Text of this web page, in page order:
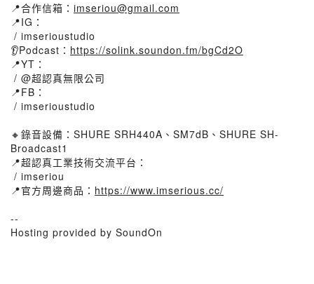
📍合作信箱： imseriou@gmail.com
📍IG：
/ imserioustudio
👂Podcast： https://solink.soundon.fm/bgCd2O
📍YT：
/ @超認真無限公司
📍FB：
/ imserioustudio
🔸錄音設備：SHURE SRH440A、SM7dB、SHURE SH-
Broadcast1
📍超認真工業技術交流平台：
/ imseriou
📍官方周邊商品： https://www.imserious.cc/
--
Hosting provided by SoundOn